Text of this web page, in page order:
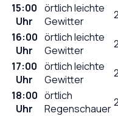
15:00
Uhr
örtlich leichte
Gewitter
16:00
Uhr
örtlich leichte
Gewitter
17:00
Uhr
örtlich leichte
Gewitter
18:00
Uhr
örtlich
Regenschauer